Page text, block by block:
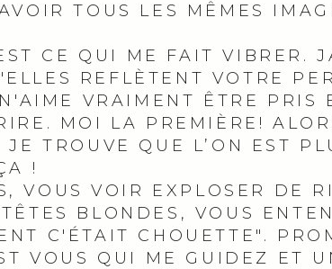
TOUS LES MÊMES
CE QUI ME FAIT VIBRER.
REFLÈTENT VOTRE
VRAIMENT ÊTRE PRIS
MOI LA PREMIÈRE!
TROUVE QUE L’ON EST
!
VOUS VOIR EXPLOSER DE
BLONDES, VOUS
C'ÉTAIT CHOUETTE".
VOUS QUI ME GUIDEZ ET